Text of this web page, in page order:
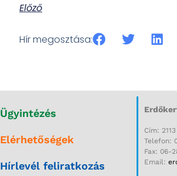
Előző
Hír megosztása:
Ügyintézés
Elérhetőségek
Hírlevél feliratkozás
Cím:
Telefon:
Fax: 06-
Email: